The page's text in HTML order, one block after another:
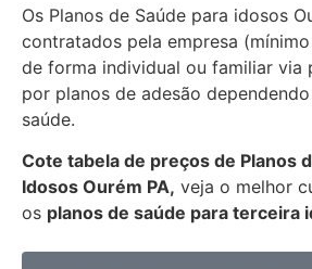
Os Planos de Saúde para idosos
contratados pela empresa
de forma individual ou familiar via
por planos de adesão
saúde.
Cote tabela de preços de Planos
Idosos Ourém PA, veja o melhor
os planos de saúde para terceira